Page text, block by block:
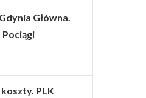
Główna.
PLK